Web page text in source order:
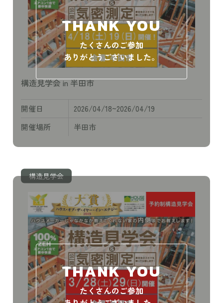
THANK YOU
たくさんのご参加
ありがとうございました。
構造見学会 in 半田市
開催日
2026/04/18~2026/04/19
開催場所
半田市
THANK YOU
たくさんのご参加
構造見学会